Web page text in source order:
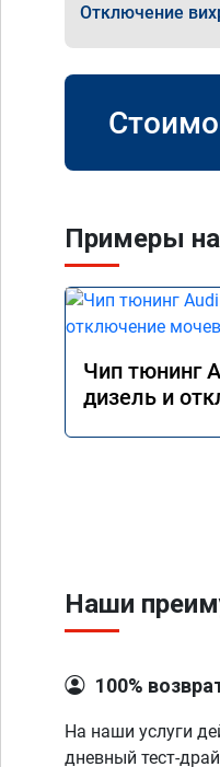
Отключение
Примеры
Чип тюнинг
дизель и
Наши
100%
На наши услуги
дневный тест-